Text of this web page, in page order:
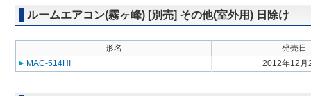
ルームエアコン(霧ヶ峰) [別売] その他(室外用) 日除け
形名
発売日
MAC-514HI
2012年12月